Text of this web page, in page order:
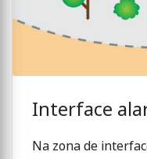
Interface
Na zona de